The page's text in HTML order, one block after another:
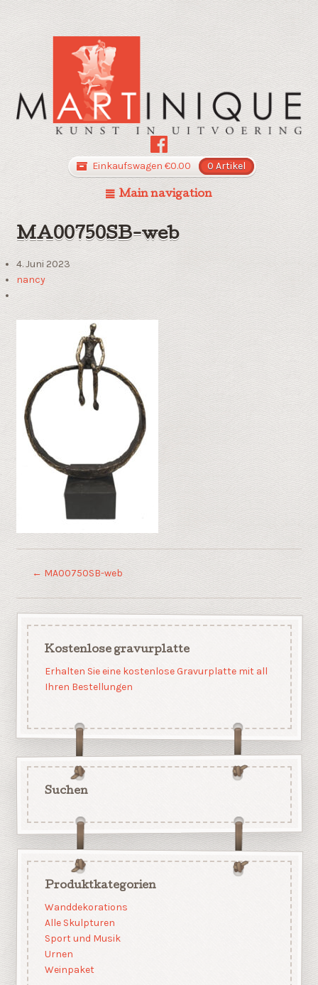
Einkaufswagen €0.00 0 Artikel
Main navigation
MA00750SB-web
4. Juni 2023
nancy
← MA00750SB-web
Kostenlose gravurplatte
Erhalten Sie eine kostenlose Gravurplatte mit all
Ihren Bestellungen
Suchen
Produktkategorien
Wanddekorations
Alle Skulpturen
Sport und Musik
Urnen
Weinpaket